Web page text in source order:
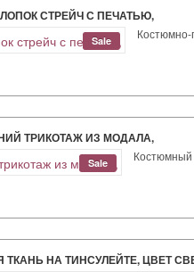
СТРЕЙЧ С ПЕЧАТЬЮ,
Sale Костюмно-
ТРИКОТАЖ ИЗ МОДАЛА,
Sale Костюмный
НА ТИНСУЛЕЙТЕ, ЦВЕТ